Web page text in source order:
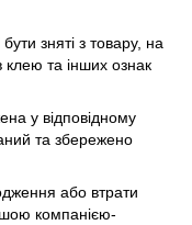
зняті з товару, на
клею та інших ознак
у відповідному
та збережено
або втрати
компанією-